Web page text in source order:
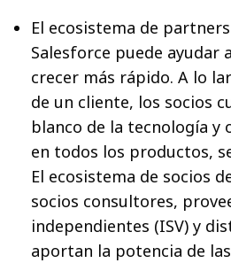
El ecosistema de
Salesforce puede ayudar
crecer más rápido. A lo
de un cliente, los socios
blanco de la tecnología y
en todos los productos,
El ecosistema de socios
socios consultores,
independientes (ISV) y
aportan la potencia de